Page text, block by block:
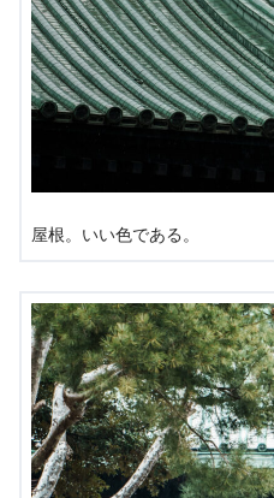
屋根。いい色である。